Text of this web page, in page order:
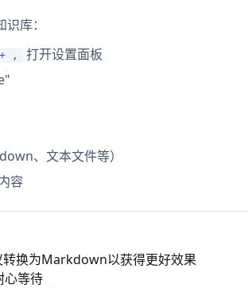
库：
,
打开设置面板
、文本文件等）
容
转换为Markdown以获得更好效果
心等待